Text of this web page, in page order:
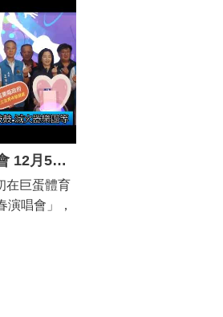
巡演的縣
燈族人偶
，小朋友
接觸，未演
秀妃、縣長
鄉親觀賞震
愛的萌角
故事中，快
位今天下
怪》演出記
與縣長鍾
還有各級
2025山釀青春演唱會 12月5日6日小巨蛋登場(影音新聞)
在巨蛋體育
演唱會」，
司，為老